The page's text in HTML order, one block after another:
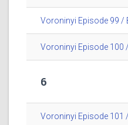
Voroninyi Episode 99
Voroninyi Episode
6
Voroninyi Episode 101